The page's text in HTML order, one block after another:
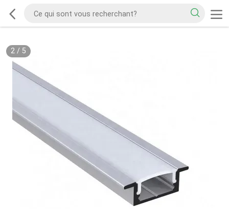
2/ 5